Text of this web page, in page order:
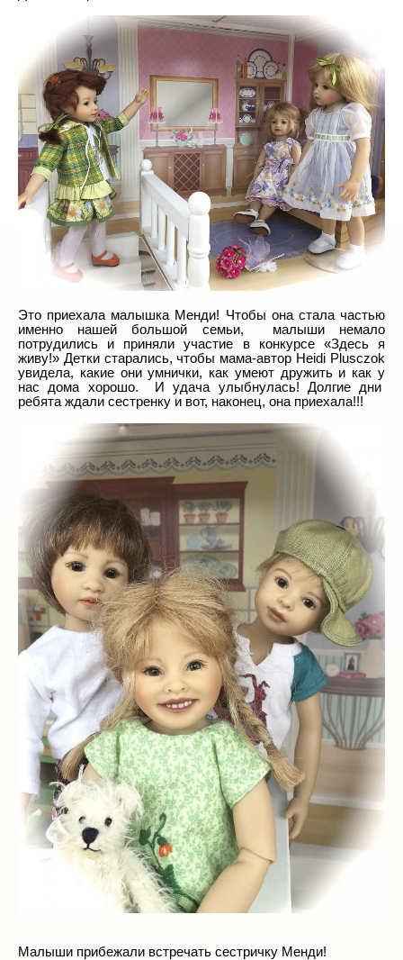
Это приехала малышка Менди! Чтобы она стала частью
именно нашей большой семьи, малыши немало
потрудились и приняли участие в конкурсе «Здесь я
живу!» Детки старались, чтобы мама-автор Heidi Plusczok
увидела, какие они умнички, как умеют дружить и как у
нас дома хорошо. И удача улыбнулась! Долгие дни
ребята ждали сестренку и вот, наконец, она приехала!!!
Малыши прибежали встречать сестричку Менди!